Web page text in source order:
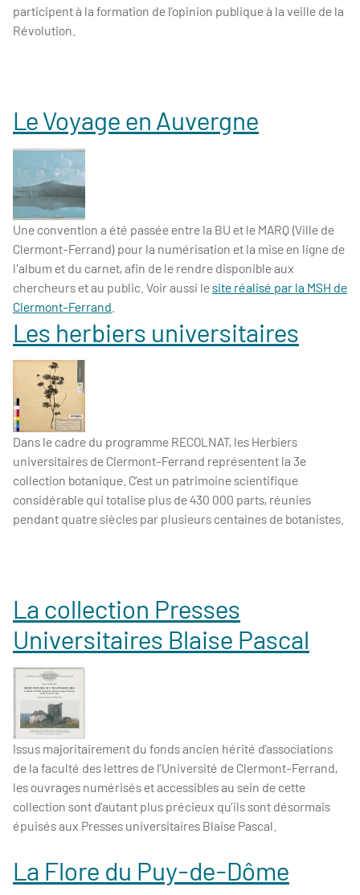
participent à la formation de l’opinion publique à la veille de la
Révolution.
Le Voyage en Auvergne
Une convention a été passée entre la BU et le MARQ (Ville de
Clermont-Ferrand) pour la numérisation et la mise en ligne de
l'album et du carnet, afin de le rendre disponible aux
chercheurs et au public. Voir aussi lesite réalisé par la MSH de
Clermont-Ferrand
Les herbiers universitaires
Dans le cadre du programme RECOLNAT, les Herbiers
universitaires de Clermont-Ferrand représentent la 3e
collection botanique. C’est un patrimoine scientifique
considérable qui totalise plus de 430 000 parts, réunies
pendant quatre siècles par plusieurs centaines de botanistes.
La collection Presses
Universitaires Blaise Pascal
Issus majoritairement du fonds ancien hérité d’associations
de la faculté des lettres de l’Université de Clermont-Ferrand,
les ouvrages numérisés et accessibles au sein de cette
collection sont d’autant plus précieux qu’ils sont désormais
épuisés aux Presses universitaires Blaise Pascal.
La Flore du Puy-de-Dôme